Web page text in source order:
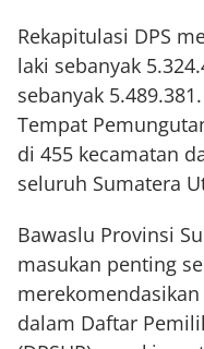
Rekapitulasi DPS
laki sebanyak
sebanyak
Tempat
di 455 kecamatan
seluruh Sumatera
Bawaslu Provinsi
masukan penting
dalam Daftar